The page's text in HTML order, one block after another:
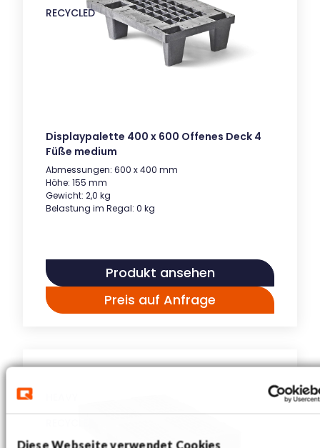
Diese Webseite verwendet Cookies
RECYCLED
Displaypalette 400 x 600 Offenes Deck 4
Füße medium
Abmessungen: 600 x 400 mm
Höhe: 155 mm
Gewicht: 2,0 kg
Belastung im Regal: 0 kg
Produkt ansehen
Preis auf Anfrage